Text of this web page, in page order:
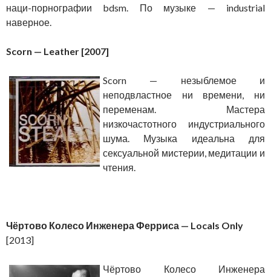
наци-порнографии bdsm. По музыке — industrial
наверное.
Scorn — Leather [2007]
Scorn — незыблемое и
неподвластное ни времени, ни
переменам. Мастера
низкочастотного индустриального
шума. Музыка идеальна для
сексуальной мистерии, медитации и
чтения.
Чёртово Колесо Инженера Ферриса — Locals Only
[2013]
Чёртово Колесо Инженера